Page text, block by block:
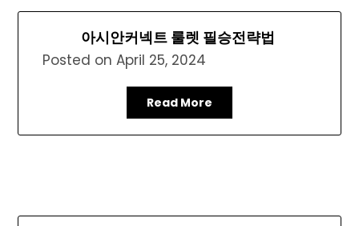
아시안커넥트 룰렛 필승전략법
Posted onApril 25, 2024
Read More